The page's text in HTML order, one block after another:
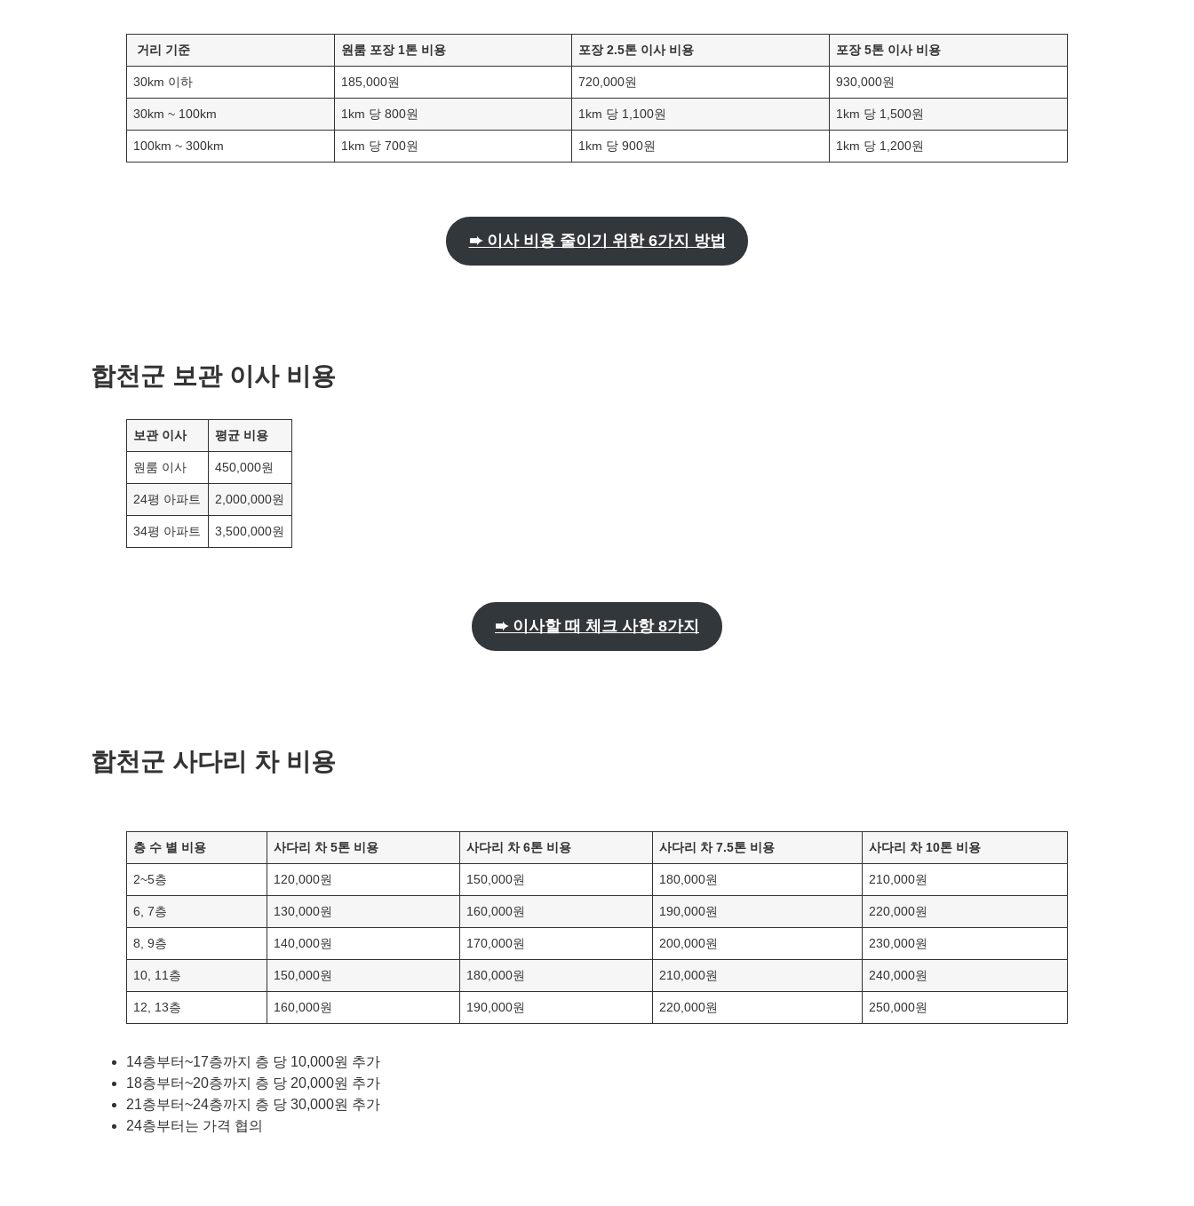
거리 기준 원룸 포장 1톤 비용 포장 2.5톤 이사 비용 포장 5톤 이사 비용
30km 이하 185,000원 720,000원 930,000원
30km ~ 100km 1km 당 800원 1km 당 1,100원 1km 당 1,500원
100km ~ 300km 1km 당 700원 1km 당 900원 1km 당 1,200원
➨ 이사 비용 줄이기 위한 6가지 방법
합천군 보관 이사 비용
보관 이사 평균 비용
원룸 이사 450,000원
24평 아파트 2,000,000원
34평 아파트 3,500,000원
➨ 이사할 때 체크 사항 8가지
합천군 사다리 차 비용
층 수 별 비용 사다리 차 5톤 비용 사다리 차 6톤 비용 사다리 차 7.5톤 비용 사다리 차 10톤 비용
2~5층 120,000원 150,000원 180,000원 210,000원
6, 7층 130,000원 160,000원 190,000원 220,000원
8, 9층 140,000원 170,000원 200,000원 230,000원
10, 11층 150,000원 180,000원 210,000원 240,000원
12, 13층 160,000원 190,000원 220,000원 250,000원
14층부터~17층까지 층 당 10,000원 추가
18층부터~20층까지 층 당 20,000원 추가
21층부터~24층까지 층 당 30,000원 추가
24층부터는 가격 협의